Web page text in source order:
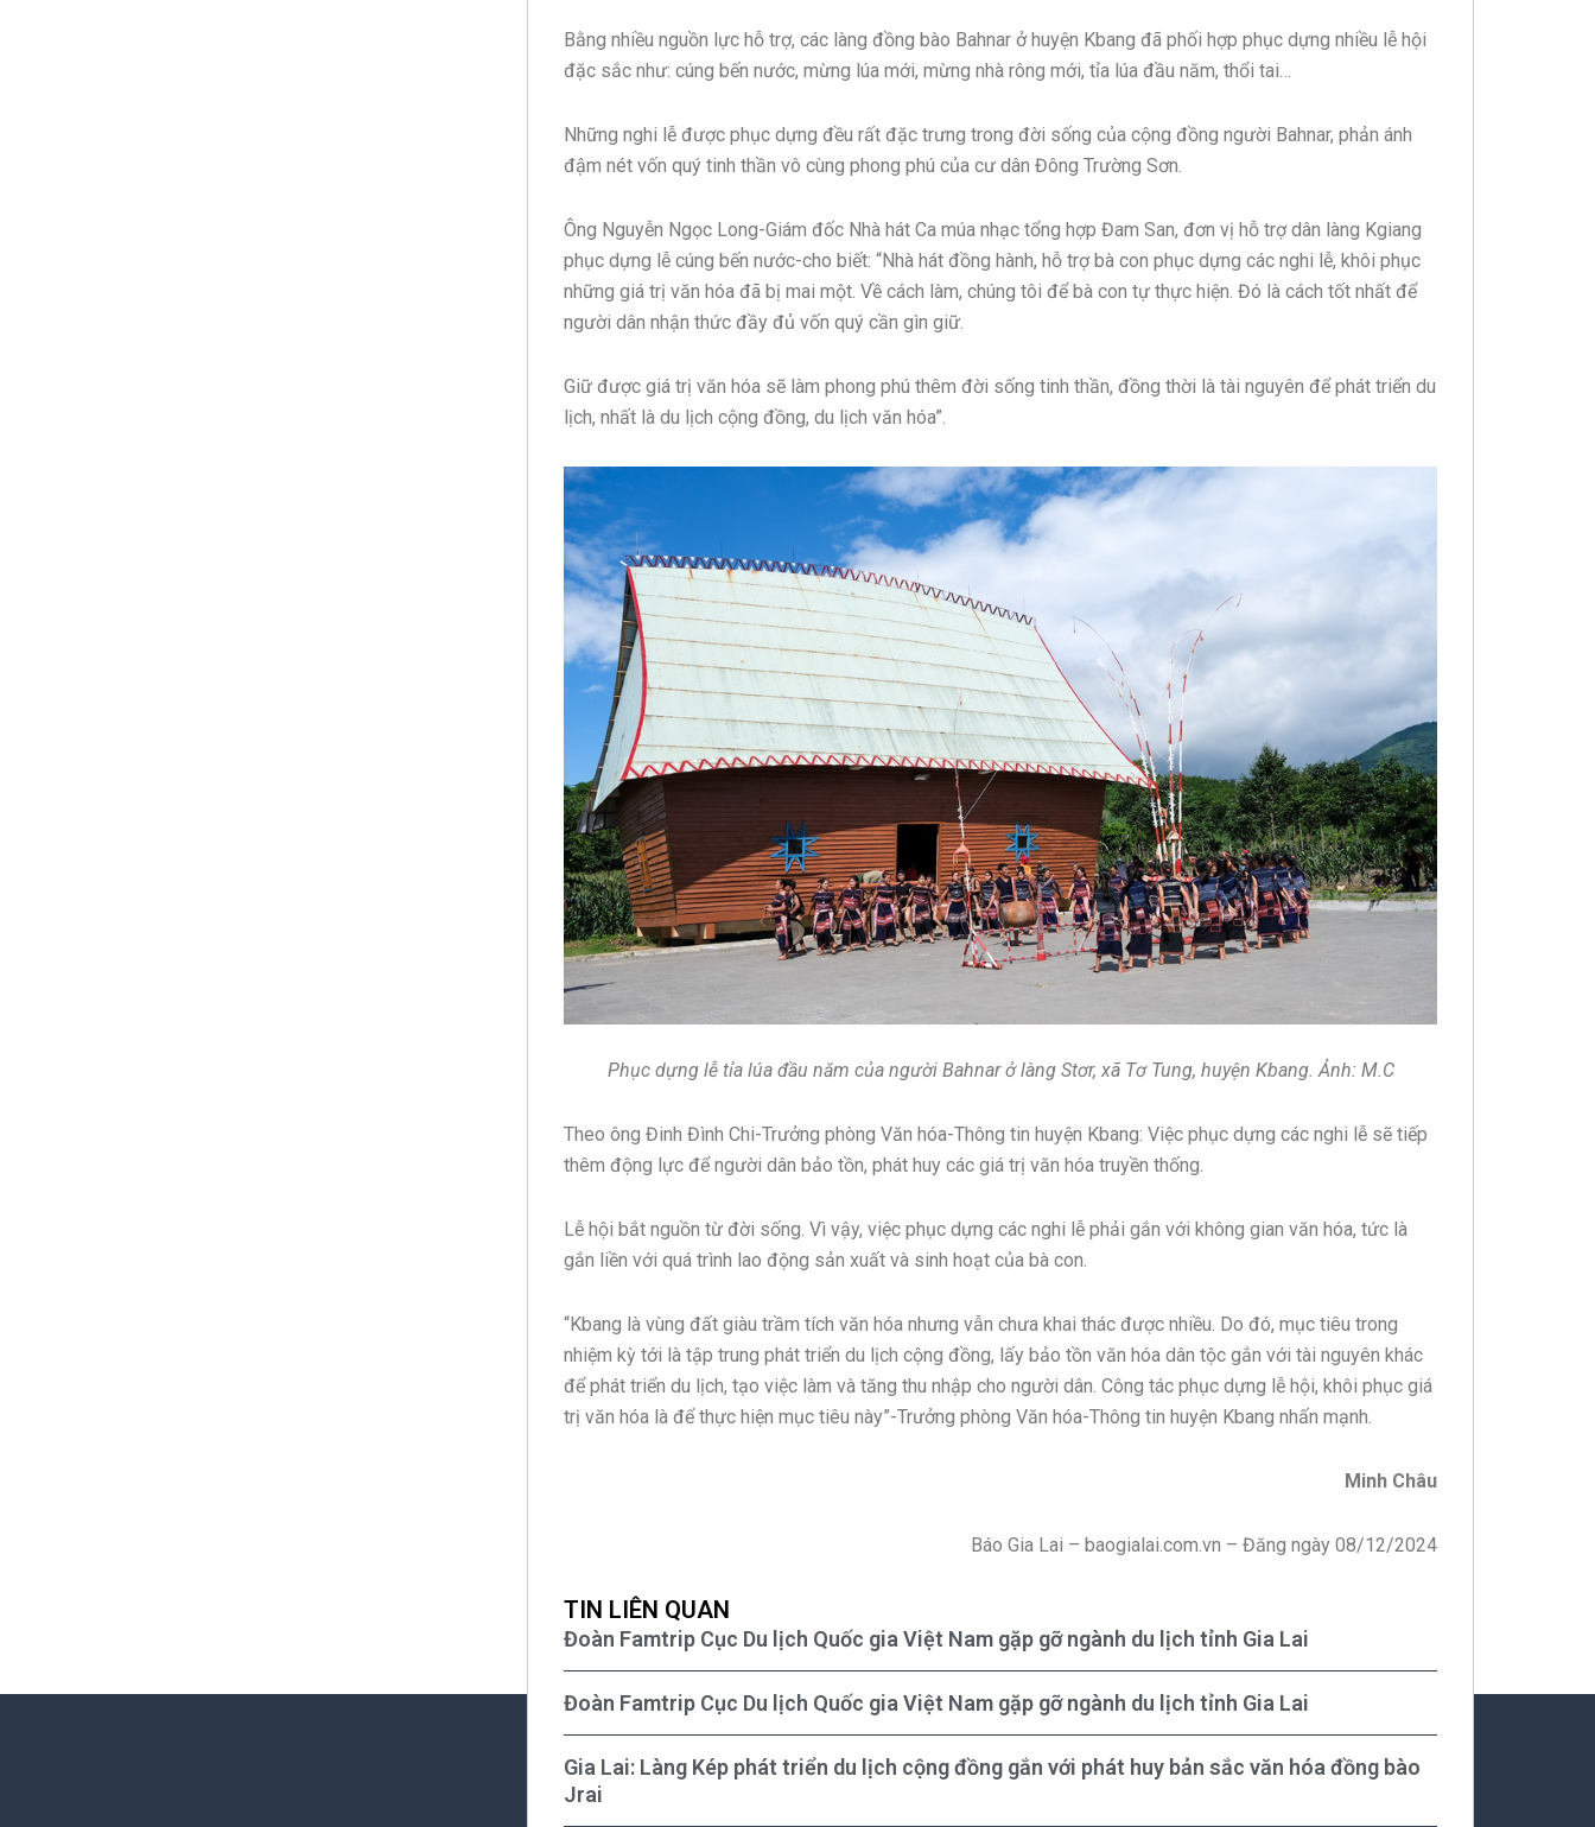
Bằng nhiều nguồn lực hỗ trợ, các làng đồng bào Bahnar ở huyện Kbang đã phối hợp phục dựng nhiều lễ hội
đặc sắc như: cúng bến nước, mừng lúa mới, mừng nhà rông mới, tỉa lúa đầu năm, thổi tai…
Những nghi lễ được phục dựng đều rất đặc trưng trong đời sống của cộng đồng người Bahnar, phản ánh
đậm nét vốn quý tinh thần vô cùng phong phú của cư dân Đông Trường Sơn.
Ông Nguyễn Ngọc Long-Giám đốc Nhà hát Ca múa nhạc tổng hợp Đam San, đơn vị hỗ trợ dân làng Kgiang
phục dựng lễ cúng bến nước-cho biết: “Nhà hát đồng hành, hỗ trợ bà con phục dựng các nghi lễ, khôi phục
những giá trị văn hóa đã bị mai một. Về cách làm, chúng tôi để bà con tự thực hiện. Đó là cách tốt nhất để
người dân nhận thức đầy đủ vốn quý cần gìn giữ.
Giữ được giá trị văn hóa sẽ làm phong phú thêm đời sống tinh thần, đồng thời là tài nguyên để phát triển du
lịch, nhất là du lịch cộng đồng, du lịch văn hóa”.
Phục dựng lễ tỉa lúa đầu năm của người Bahnar ở làng Stơr, xã Tơ Tung, huyện Kbang. Ảnh: M.C
Theo ông Đinh Đình Chi-Trưởng phòng Văn hóa-Thông tin huyện Kbang: Việc phục dựng các nghi lễ sẽ tiếp
thêm động lực để người dân bảo tồn, phát huy các giá trị văn hóa truyền thống.
Lễ hội bắt nguồn từ đời sống. Vì vậy, việc phục dựng các nghi lễ phải gắn với không gian văn hóa, tức là
gắn liền với quá trình lao động sản xuất và sinh hoạt của bà con.
“Kbang là vùng đất giàu trầm tích văn hóa nhưng vẫn chưa khai thác được nhiều. Do đó, mục tiêu trong
nhiệm kỳ tới là tập trung phát triển du lịch cộng đồng, lấy bảo tồn văn hóa dân tộc gắn với tài nguyên khác
để phát triển du lịch, tạo việc làm và tăng thu nhập cho người dân. Công tác phục dựng lễ hội, khôi phục giá
trị văn hóa là để thực hiện mục tiêu này”-Trưởng phòng Văn hóa-Thông tin huyện Kbang nhấn mạnh.
Minh Châu
Báo Gia Lai – baogialai.com.vn – Đăng ngày 08/12/2024
TIN LIÊN QUAN
Đoàn Famtrip Cục Du lịch Quốc gia Việt Nam gặp gỡ ngành du lịch tỉnh Gia Lai
Đoàn Famtrip Cục Du lịch Quốc gia Việt Nam gặp gỡ ngành du lịch tỉnh Gia Lai
Gia Lai: Làng Kép phát triển du lịch cộng đồng gắn với phát huy bản sắc văn hóa đồng bào
Jrai